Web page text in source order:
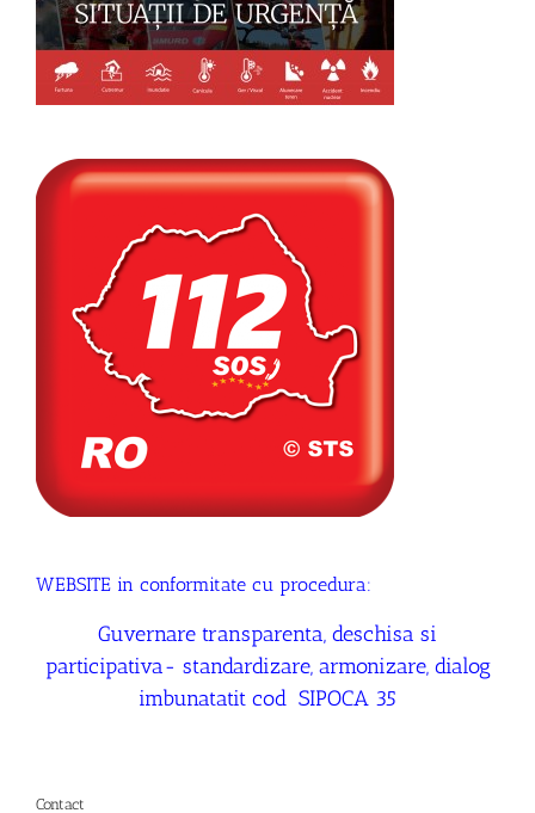
WEBSITE in conformitate cu procedura:
Guvernare transparenta, deschisa si
participativa- standardizare, armonizare, dialog
imbunatatit cod SIPOCA 35
Contact